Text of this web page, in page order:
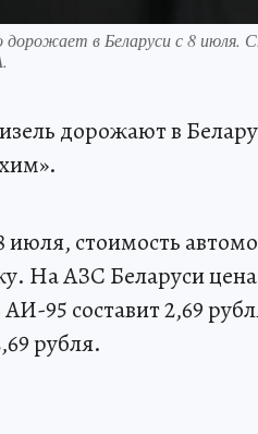
дорожает в Беларуси с 8 июля.
дорожают в
июля, стоимость
На АЗС Беларуси
95 составит 2,69
рубля.